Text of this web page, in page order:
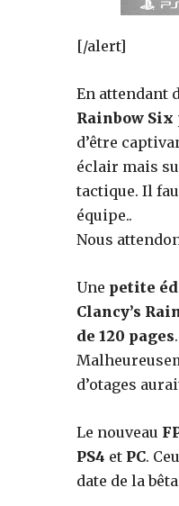
[/alert]
En attendant
Rainbow Six
d’être
éclair mais
tactique. Il
équipe..
Nous
Une petite
Clancy’s
de 120 pages.
d’otages
Le nouveau
PS4 et PC.
date de la